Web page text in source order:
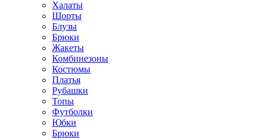
Халаты
Шорты
Блузы
Брюки
Жакеты
Комбинезоны
Костюмы
Платья
Рубашки
Топы
Футболки
Юбки
Брюки